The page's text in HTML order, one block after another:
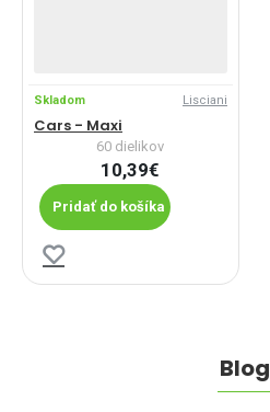
Skladom Lisciani
Cars - Maxi
60 dielikov
10,39€
Pridať do košíka
Blog